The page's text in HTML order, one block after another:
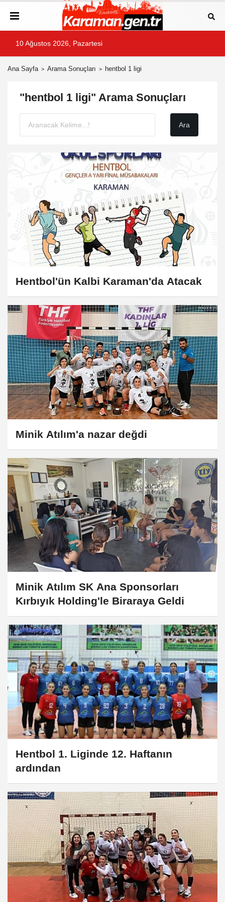
10 Ağustos 2026, Pazartesi
Ana Sayfa Arama Sonuçları hentbol 1 ligi
"hentbol 1 ligi" Arama Sonuçları
Hentbol'ün Kalbi Karaman'da Atacak
Minik Atılım'a nazar değdi
Minik Atılım SK Ana Sponsorları
Kırbıyık Holding'le Biraraya Geldi
Hentbol 1. Liginde 12. Haftanın
ardından